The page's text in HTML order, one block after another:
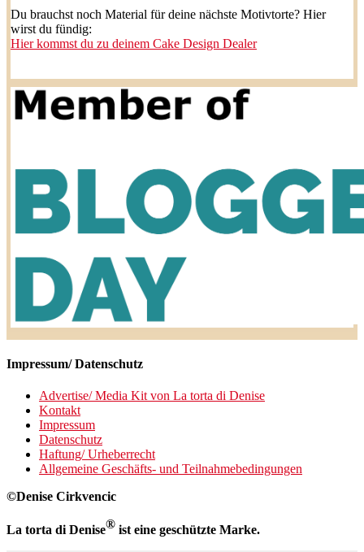
Du brauchst noch Material für deine nächste Motivtorte? Hier
wirst du fündig:
Hier kommst du zu deinem Cake Design Dealer
Impressum/ Datenschutz
Advertise/ Media Kit von La torta di Denise
Kontakt
Impressum
Datenschutz
Haftung/ Urheberrecht
Allgemeine Geschäfts- und Teilnahmebedingungen
©Denise Cirkvencic
La torta di Denise® ist eine geschützte Marke.